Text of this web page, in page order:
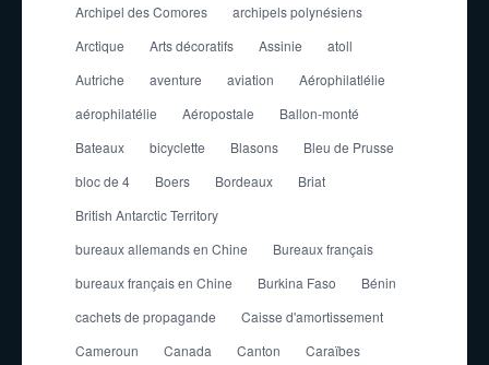
Archipel des Comores
archipels polynésiens
Arctique
Arts décoratifs Assinie
atoll
Autriche
aventure aviation
Aérophilatlélie
aérophilatélie
Aéropostale
Ballon-monté
Bateaux
bicyclette Blasons
Bleu de Prusse
bloc de 4
Boers Bordeaux
Briat
British Antarctic Territory
bureaux allemands en Chine
Bureaux français
bureaux français en Chine
Burkina Faso
Bénin
cachets de propagande
Caisse d'amortissement
Cameroun
Canada Canton
Caraïbes